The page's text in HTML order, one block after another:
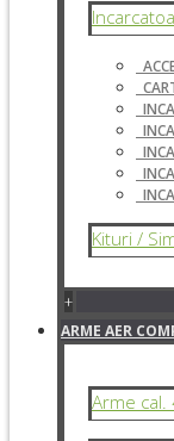
Kituri /
+
ARME AER
Arme cal.